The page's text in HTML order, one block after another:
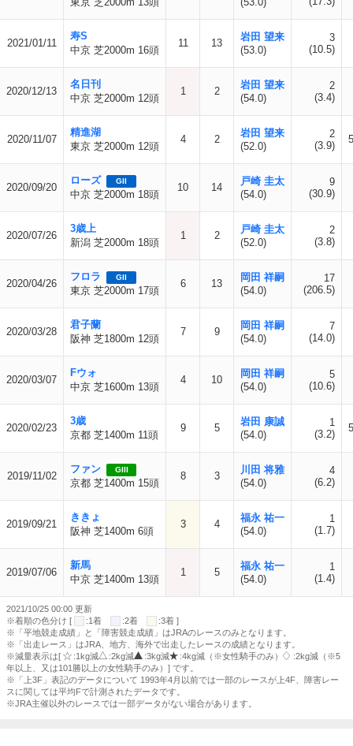
2021/01/11
寿S
中京 芝2000m 16頭
11 13
岩田 望来
(53.0)
3
(10.5)
2020/12/13
名日刊
中京 芝2000m 12頭
1 2
岩田 望来
(54.0)
2
(3.4)
2020/11/07
精進湖
東京 芝2000m 12頭
4 2
岩田 望来
(52.0)
2
(3.9)
2020/09/20
ローズ GII
中京 芝2000m 18頭
10 14
戸崎 圭太
(54.0)
9
(30.9)
2020/07/26
3歳上
新潟 芝2000m 18頭
1 2
戸崎 圭太
(52.0)
2
(3.8)
2020/04/26
フロラ GII
東京 芝2000m 17頭
6 13
岡田 祥嗣
(54.0)
17
(206.5)
2020/03/28
君子蘭
阪神 芝1800m 12頭
7 9
岡田 祥嗣
(54.0)
7
(14.0)
2020/03/07
Fウォ
中京 芝1600m 13頭
4 10
岡田 祥嗣
(54.0)
5
(10.6)
2020/02/23
3歳
京都 芝1400m 11頭
9 5
岩田 康誠
(54.0)
1
(3.2)
2019/11/02
ファン GIII
京都 芝1400m 15頭
8 3
川田 将雅
(54.0)
4
(6.2)
2019/09/21
ききょ
阪神 芝1400m 6頭
3 4
福永 祐一
(54.0)
1
(1.7)
2019/07/06
新馬
中京 芝1400m 13頭
1 5
福永 祐一
(54.0)
1
(1.4)
2021/10/25 00:00 更新
※着順の色分け [
:1着 :2着
:3着 ]
※「平地競走成績」と「障害競走成績」はJRAのレースのみとなります。
※「出走レース」はJRA、地方、海外で出走したレースの成績となります。
※減量表示は[
:1kg減 :2kg減 :3kg減 :4kg減（※女性騎手のみ）
:2kg減（※5
年以上、又は101勝以上の女性騎手のみ）] です。
※「上3F」表記のデータについて 1993年4月以前では一部のレースが上4F、障害レー
スに関しては平均Fで計測されたデータです。
※JRA主催以外のレースでは一部データがない場合があります。